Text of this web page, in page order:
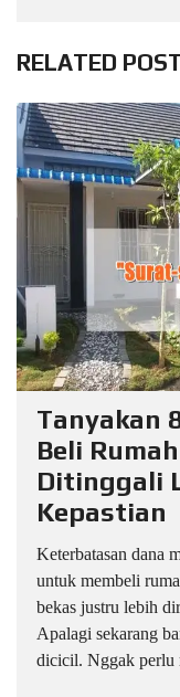
RELATED
Tanyakan
Beli
Ditinggali
Kepastian
Keterbatasan dana
untuk membeli
bekas justru lebih
Apalagi sekarang
dicicil. Nggak perlu